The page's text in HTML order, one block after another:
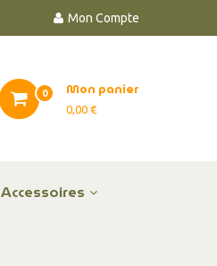
Mon Compte
Mon panier
0,00 €
0
Accessoires